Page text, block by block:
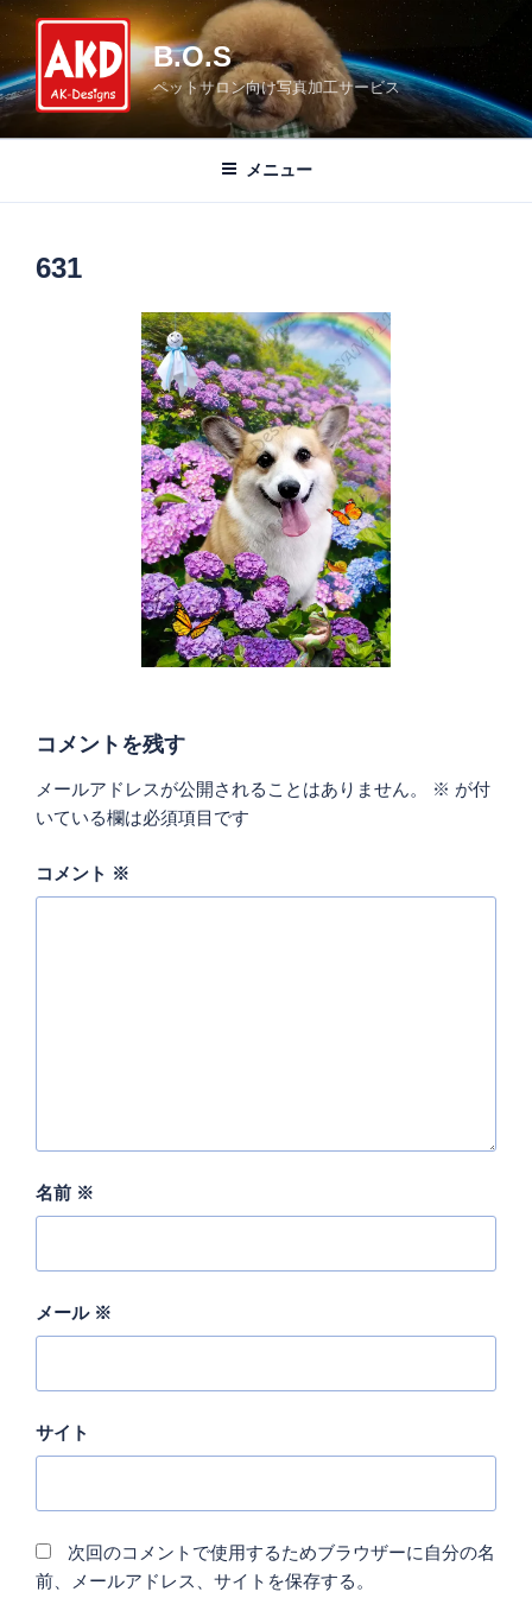
コ
ン
テ
ン
B.O.S
ペットサロン向け写真加工サービス
メニュー
631
コメントを残す
メールアドレスが公開されることはありません。 ※ が付
いている欄は必須項目です
コメント ※
名前 ※
メール ※
サイト
次回のコメントで使用するためブラウザーに自分の名
前、メールアドレス、サイトを保存する。